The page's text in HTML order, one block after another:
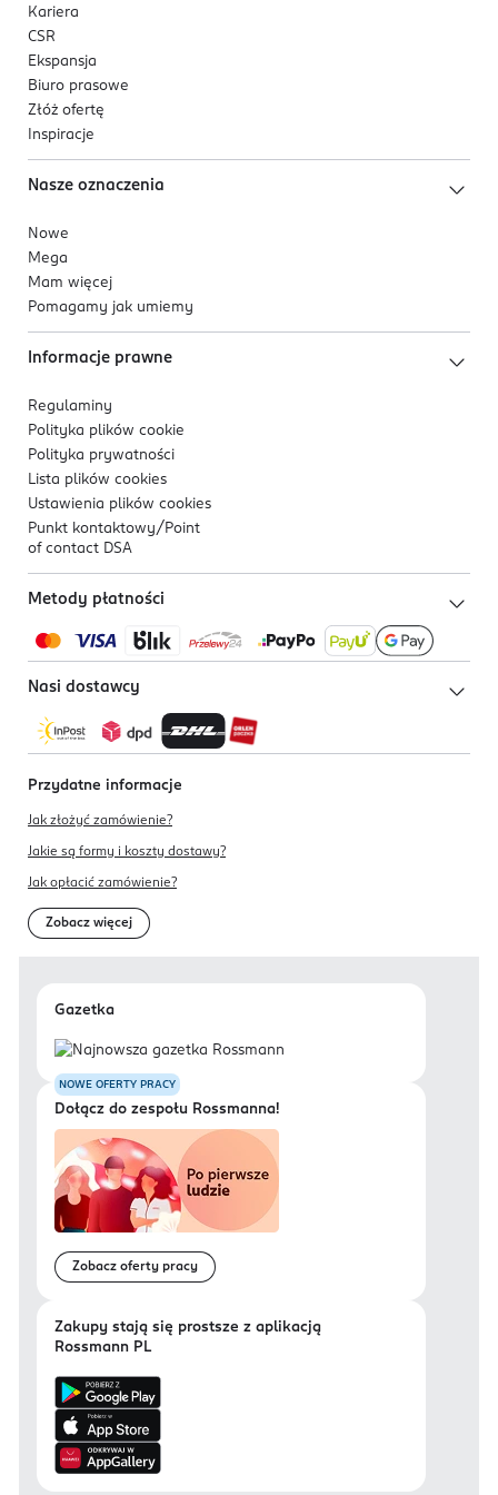
Przechowuj produkt w zacienionym miejscu w
temperaturze pokojowej.
OSTRZEŻENIA DOTYCZĄCE BEZPIECZEŃSTWA
Produkt może powodować reakcję alergiczną. Unikać
kontaktu ze skórą.
Donegal sp. z o.o.
ul. Krakowska 154
5 907549 276376
Kariera
CSR
Ekspansja
Biuro prasowe
Złóż ofertę
Inspiracje
Nasze oznaczenia
Nowe
Mega
Mam więcej
Pomagamy jak umiemy
Informacje prawne
Regulaminy
Polityka plików cookie
Polityka prywatności
Lista plików cookies
Ustawienia plików cookies
Punkt kontaktowy/ Point
of contact DSA
Metody płatności
Nasi dostawcy
Przydatne informacje
Jak złożyć zamówienie?
Jakie są formy i koszty dostawy?
Jak opłacić zamówienie?
Zobacz więcej
Gazetka
NOWE OFERTY PRACY
Dołącz do zespołu Rossmanna!
Zobacz oferty pracy
Zakupy stają się prostsze z aplikacją
Rossmann PL